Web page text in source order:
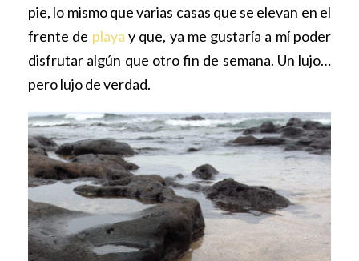
pie, lo mismo que varias casas que se elevan en el
frente de playa y que, ya me gustaría a mí poder
disfrutar algún que otro fin de semana. Un lujo…
pero lujo de verdad.